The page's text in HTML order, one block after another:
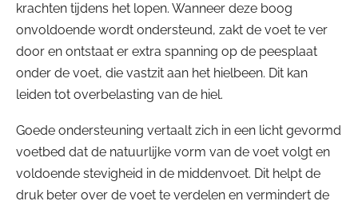
krachten tijdens het lopen. Wanneer deze boog
onvoldoende wordt ondersteund, zakt de voet te ver
door en ontstaat er extra spanning op de peesplaat
onder de voet, die vastzit aan het hielbeen. Dit kan
leiden tot overbelasting van de hiel.
Goede ondersteuning vertaalt zich in een licht gevormd
voetbed dat de natuurlijke vorm van de voet volgt en
voldoende stevigheid in de middenvoet. Dit helpt de
druk beter over de voet te verdelen en vermindert de